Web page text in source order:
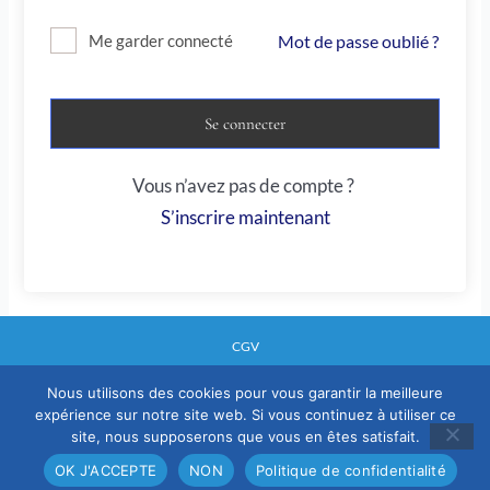
Me garder connecté Mot de passe oublié ?
Se connecter
Vous n’avez pas de compte ?
S’inscrire maintenant
CGV
Mentions legales
Politique confidentialité
Nous utilisons des cookies pour vous garantir la meilleure
expérience sur notre site web. Si vous continuez à utiliser ce
site, nous supposerons que vous en êtes satisfait.
OK J'ACCEPTE
NON Politique de confidentialité